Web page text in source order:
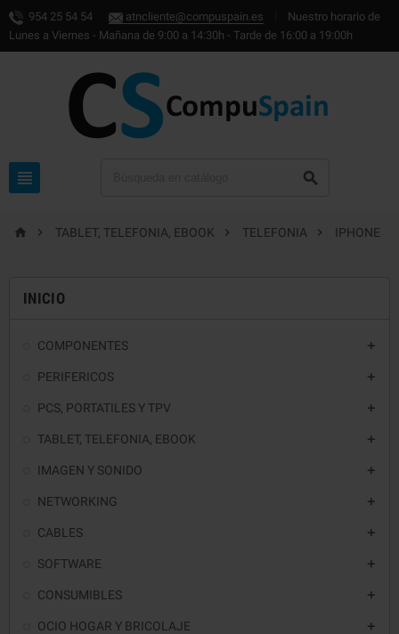
954 25 54 54 atncliente@compuspain.es
Nuestro horario de
Lunes a Viernes - Mañana de 9:00 a 14:30h - Tarde de 16:00 a 19:00h
 
  TABLET, TELEFONIA, EBOOK  TELEFONIA  IPHONE
INICIO
COMPONENTES 
PERIFERICOS 
PCS, PORTATILES Y TPV 
TABLET, TELEFONIA, EBOOK 
IMAGEN Y SONIDO 
NETWORKING 
CABLES 
SOFTWARE 
CONSUMIBLES 
OCIO HOGAR Y BRICOLAJE 